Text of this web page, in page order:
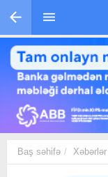
Skip to main content
Baş səhifə Xəbərlər